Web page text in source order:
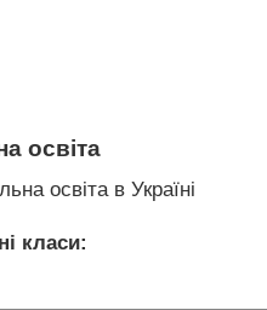
освіта
освіта в Україні
класи: